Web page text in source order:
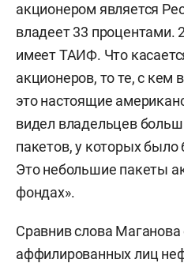
акционером является
владеет 33 процентами.
имеет ТАИФ. Что
акционеров, то те, с кем
это настоящие
видел владельцев
пакетов, у которых было
Это небольшие пакеты
фондах».
Сравнив слова Маганова
аффилированных лиц